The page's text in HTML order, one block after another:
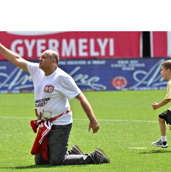
părut
mai mult
cu
gândul la
duelul
din
Europa
pentru
noua
"perlă"
din
SuperLig
a